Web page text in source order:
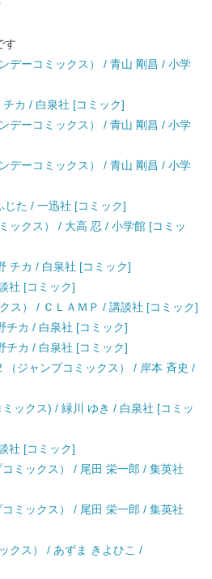
す
デーコミックス） / 青山 剛昌 / 小学
カ / 白泉社 [コミック]
デーコミックス） / 青山 剛昌 / 小学
デーコミックス） / 青山 剛昌 / 小学
た / 一迅社 [コミック]
ックス） / 大高 忍 / 小学館 [コミッ
チカ / 白泉社 [コミック]
社 [コミック]
ス） / ＣＬＡＭＰ / 講談社 [コミック]
チカ / 白泉社 [コミック]
チカ / 白泉社 [コミック]
（ジャンプコミックス） / 岸本 斉史 /
ックス) / 緑川 ゆき / 白泉社 [コミッ
社 [コミック]
ミックス） / 尾田 栄一郎 / 集英社
ミックス） / 尾田 栄一郎 / 集英社
クス） / あずま きよひこ /